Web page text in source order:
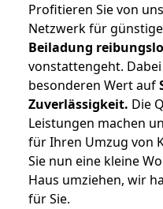
Profitieren Sie von
Netzwerk für
Beiladung
vonstattengeht.
besonderen Wert auf
Zuverlässigkeit. Die
Leistungen machen
für Ihren Umzug von
Sie nun eine kleine
Haus umziehen, wir
für Sie.